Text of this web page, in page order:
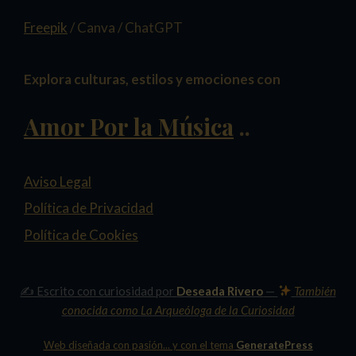
Freepik / Canva / ChatGPT
Explora culturas, estilos y emociones con
Amor Por la Música ..
Aviso Legal
Política de Privacidad
Política de Cookies
✍️ Escrito con curiosidad por Deseada Rivero —
También
conocida como La Arqueóloga de la Curiosidad
Web diseñada con pasión... y con el tema GeneratePress